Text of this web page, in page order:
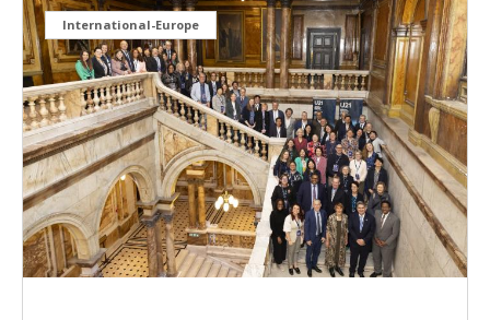
International-Europe